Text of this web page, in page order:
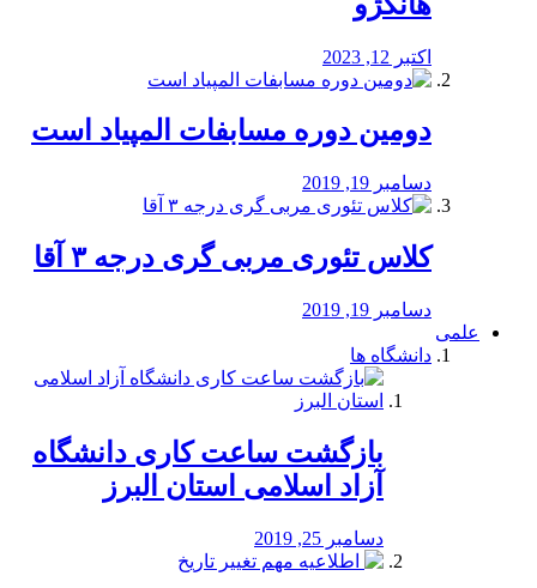
اکتبر 12, 2023
دومین دوره مسابفات المپیاد است
دسامبر 19, 2019
کلاس تئوری مربی گری درجه ۳ آقا
دسامبر 19, 2019
علمی
دانشگاه ها
بازگشت ساعت کاری دانشگاه
آزاد اسلامی استان البرز
دسامبر 25, 2019